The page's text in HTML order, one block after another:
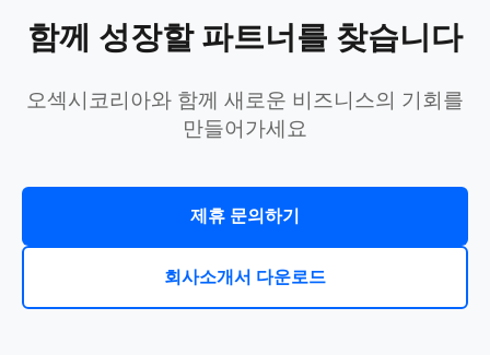
함께 성장할 파트너를 찾습니다
오섹시코리아와 함께 새로운 비즈니스의 기회를
만들어가세요
제휴 문의하기
회사소개서 다운로드